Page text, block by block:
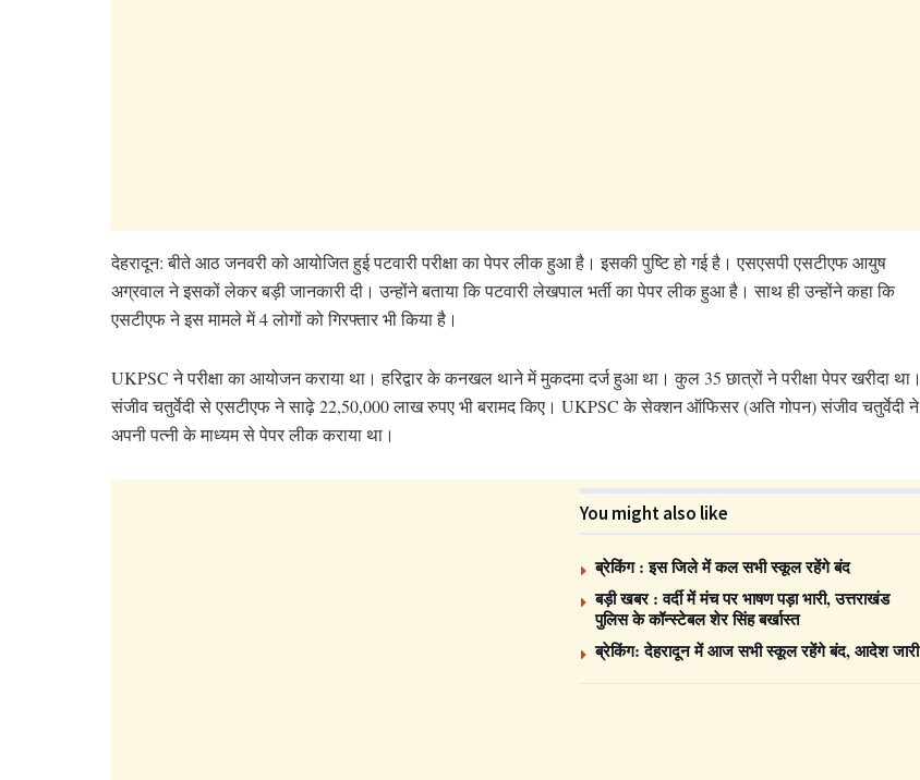
देहरादून: बीते आठ जनवरी को आयोजित हुई पटवारी परीक्षा का पेपर लीक हुआ है। इसकी पुष्टि हो गई है। एसएसपी एसटीएफ आयुष
अग्रवाल ने इसकों लेकर बड़ी जानकारी दी। उन्होंने बताया कि पटवारी लेखपाल भर्ती का पेपर लीक हुआ है। साथ ही उन्होंने कहा कि
एसटीएफ ने इस मामले में 4 लोगों को गिरफ्तार भी किया है।
UKPSC ने परीक्षा का आयोजन कराया था। हरिद्वार के कनखल थाने में मुकदमा दर्ज हुआ था। कुल 35 छात्रों ने परीक्षा पेपर खरीदा था।
संजीव चतुर्वेदी से एसटीएफ ने साढ़े 22,50,000 लाख रुपए भी बरामद किए। UKPSC के सेक्शन ऑफिसर (अति गोपन) संजीव चतुर्वेदी ने
अपनी पत्नी के माध्यम से पेपर लीक कराया था।
You might also like
ब्रेकिंग : इस जिले में कल सभी स्कूल रहेंगे बंद
बड़ी खबर : वर्दी में मंच पर भाषण पड़ा भारी, उत्तराखंड
पुलिस के कॉन्स्टेबल शेर सिंह बर्खास्त
ब्रेकिंग: देहरादून में आज सभी स्कूल रहेंगे बंद, आदेश जारी